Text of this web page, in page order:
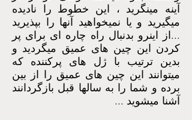
آینه مینگرید ، این خطوط را نادیده
میگیرید و یا نمیخواهید آنها را بپذیرید
...از اینرو بدنبال راه چاره ای برای پر
کردن این چین های عمیق میگردید و
بدین ترتیب با ژل های پرکننده که
میتوانند این چین های عمیق را از بین
برده و شما را به سالها قبل بازگردانند
آشنا میشوید ...